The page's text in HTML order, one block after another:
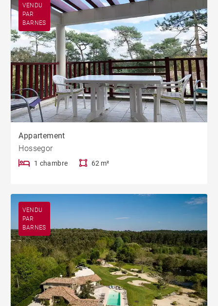
VENDU
PAR
BARNES
Appartement
Hossegor
1 chambre 62 m²
VENDU
PAR
BARNES